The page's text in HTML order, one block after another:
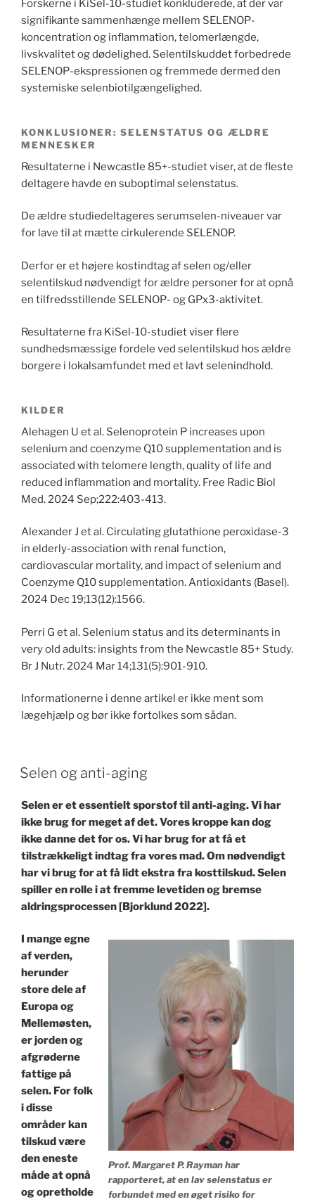
Forskerne i KiSel-10-studiet konkluderede, at der var
signifikante sammenhænge mellem SELENOP-
koncentration og inflammation, telomerlængde,
livskvalitet og dødelighed. Selentilskuddet forbedrede
SELENOP-ekspressionen og fremmede dermed den
systemiske selenbiotilgængelighed.
KONKLUSIONER: SELENSTATUS OG ÆLDRE
MENNESKER
Resultaterne i Newcastle 85+-studiet viser, at de fleste
deltagere havde en suboptimal selenstatus.
De ældre studiedeltageres serumselen-niveauer var
for lave til at mætte cirkulerende SELENOP.
Derfor er et højere kostindtag af selen og/eller
selentilskud nødvendigt for ældre personer for at opnå
en tilfredsstillende SELENOP- og GPx3-aktivitet.
Resultaterne fra KiSel-10-studiet viser flere
sundhedsmæssige fordele ved selentilskud hos ældre
borgere i lokalsamfundet med et lavt selenindhold.
KILDER
Alehagen U et al. Selenoprotein P increases upon
selenium and coenzyme Q10 supplementation and is
associated with telomere length, quality of life and
reduced inflammation and mortality. Free Radic Biol
Med. 2024 Sep;222:403-413.
Alexander J et al. Circulating glutathione peroxidase-3
in elderly-association with renal function,
cardiovascular mortality, and impact of selenium and
Coenzyme Q10 supplementation. Antioxidants (Basel).
2024 Dec 19;13(12):1566.
Perri G et al. Selenium status and its determinants in
very old adults: insights from the Newcastle 85+ Study.
Br J Nutr. 2024 Mar 14;131(5):901-910.
Informationerne i denne artikel er ikke ment som
lægehjælp og bør ikke fortolkes som sådan.
POSTED
ON
Selen og anti-aging
Selen er et essentielt sporstof til anti-aging. Vi har
ikke brug for meget af det. Vores kroppe kan dog
ikke danne det for os. Vi har brug for at få et
tilstrækkeligt indtag fra vores mad. Om nødvendigt
har vi brug for at få lidt ekstra fra kosttilskud. Selen
spiller en rolle i at fremme levetiden og bremse
aldringsprocessen [Bjorklund 2022].
Prof. Margaret P. Rayman har
rapporteret, at en lav selenstatus er
forbundet med en øget risiko for
I mange egne
af verden,
herunder
store dele af
Europa og
Mellemøsten,
er jorden og
afgrøderne
fattige på
selen. For folk
i disse
områder kan
tilskud være
den eneste
måde at opnå
og opretholde